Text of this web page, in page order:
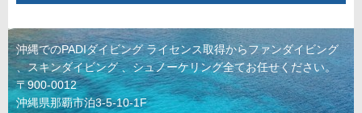
沖縄でのPADIダイビング ライセンス取得からファンダイビング
、スキンダイビング 、シュノーケリング全てお任せください。
〒900-0012
沖縄県那覇市泊3-5-10-1F